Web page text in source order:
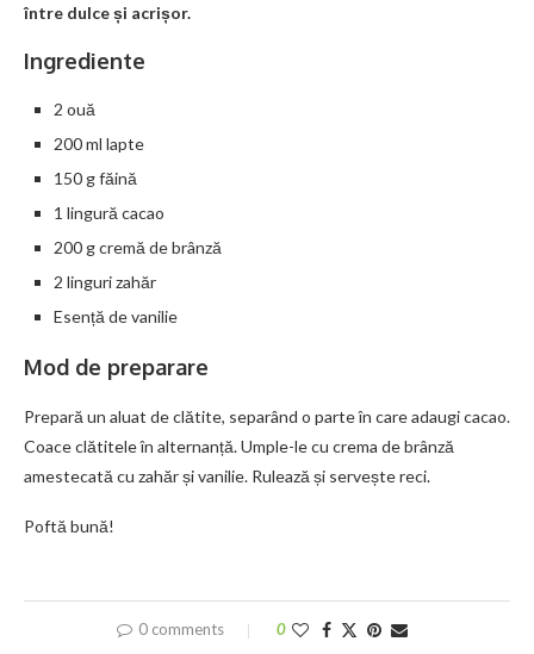
între dulce și acrișor.
Ingrediente
2 ouă
200 ml lapte
150 g făină
1 lingură cacao
200 g cremă de brânză
2 linguri zahăr
Esență de vanilie
Mod de preparare
Prepară un aluat de clătite, separând o parte în care adaugi cacao.
Coace clătitele în alternanță. Umple-le cu crema de brânză
amestecată cu zahăr și vanilie. Rulează și servește reci.
Poftă bună!
0 comments 0